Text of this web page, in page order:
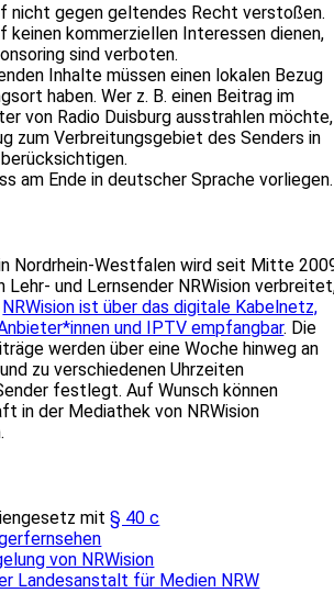
nicht gegen geltendes Recht verstoßen.
keinen kommerziellen Interessen dienen,
sind verboten.
Inhalte müssen einen lokalen Bezug
haben. Wer z. B. einen Beitrag im
von Radio Duisburg ausstrahlen möchte,
zum Verbreitungsgebiet des Senders in
am Ende in deutscher Sprache vorliegen.
Nordrhein-Westfalen wird seit Mitte
Lehr- und Lernsender NRWision
NRWision ist über das digitale Kabelnetz,
und IPTV empfangbar. Die
werden über eine Woche hinweg an
zu verschiedenen Uhrzeiten
festlegt. Auf Wunsch können
in der Mediathek von NRWision
mit§ 40 c
von NRWision
Landesanstalt für Medien NRW